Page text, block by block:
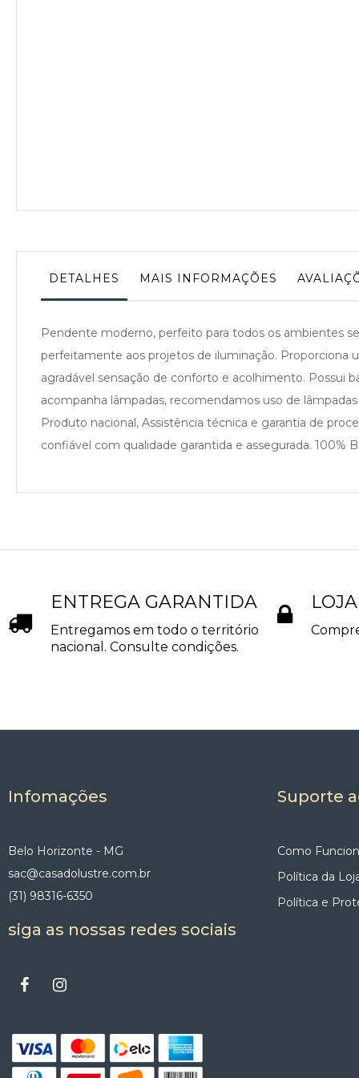
DETALHES MAIS INFORMAÇÕES
Pendente moderno, perfeito para todos os ambientes
perfeitamente aos projetos de iluminação.
agradável sensação de conforto e acolhimento. Possui
acompanha lâmpadas, recomendamos uso de lâmpadas
Produto nacional, Assistência técnica e garantia de
confiável com qualidade garantida e assegurada. 100%
ENTREGA GARANTIDA
Entregamos em todo o território
nacional. Consulte condições.
Infomações
Belo Horizonte - MG
sac@casadolustre.com.br
(31) 98316-6350
siga as nossas redes sociais
Suporte
Como
Política da
Política e